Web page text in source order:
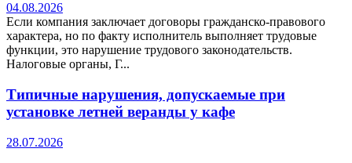
04.08.2026
Если компания заключает договоры гражданско-правового
характера, но по факту исполнитель выполняет трудовые
функции, это нарушение трудового законодательств.
Налоговые органы, Г...
Типичные нарушения, допускаемые при
установке летней веранды у кафе
28.07.2026